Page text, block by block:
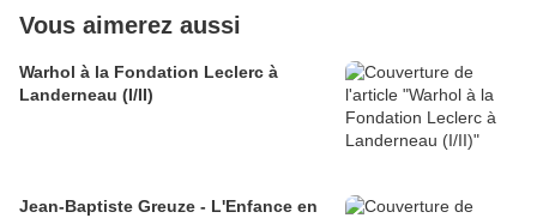
Vous aimerez aussi
Warhol à la Fondation Leclerc à
Landerneau (I/II)
Jean-Baptiste Greuze - L'Enfance en